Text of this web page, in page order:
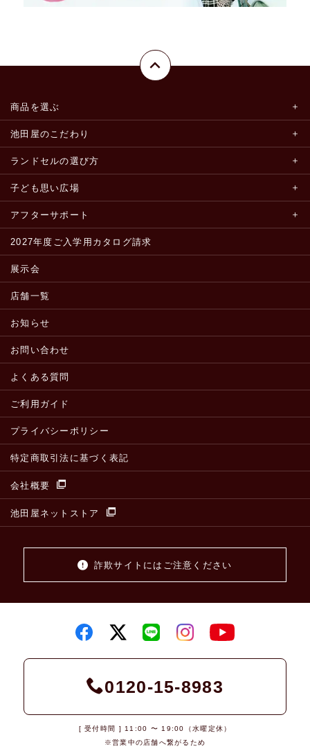
商品を選ぶ
池田屋のこだわり
ランドセルの選び方
子ども思い広場
アフターサポート
2027年度ご入学用カタログ請求
展示会
店舗一覧
お知らせ
お問い合わせ
よくある質問
ご利用ガイド
プライバシーポリシー
特定商取引法に基づく表記
会社概要
池田屋ネットストア
詐欺サイトにはご注意ください
0120-15-8983
[ 受付時間 ] 11:00 〜 19:00（水曜定休）
※営業中の店舗へ繋がるため